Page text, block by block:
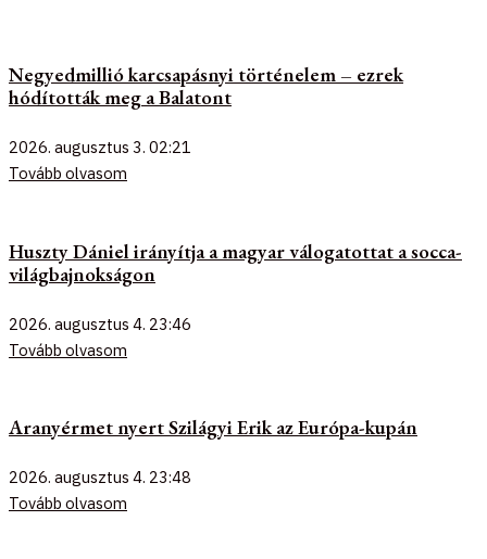
Negyedmillió karcsapásnyi történelem – ezrek
hódították meg a Balatont
2026. augusztus 3. 02:21
Tovább olvasom
Huszty Dániel irányítja a magyar válogatottat a socca-
világbajnokságon
2026. augusztus 4. 23:46
Tovább olvasom
Aranyérmet nyert Szilágyi Erik az Európa-kupán
2026. augusztus 4. 23:48
Tovább olvasom